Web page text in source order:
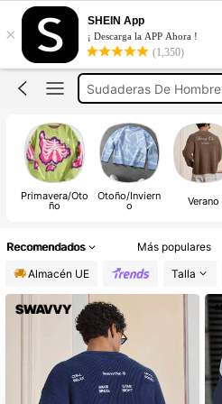
×
SHEIN App
¡ Descarga la APP Ahora !
(1,350)
Jersey Hombre
Jersey Hombre Invierno
Invierno Hombre
Sudaderas De Hombre
Jersey Hombre
Primavera/Oto
ño
Otoño/Inviern
o Verano
Recomendados Más populares
Almacén UE
Talla